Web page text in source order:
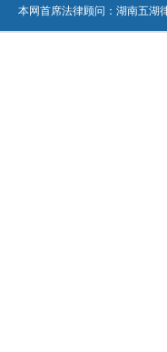
本网首席法律顾问：湖南五湖